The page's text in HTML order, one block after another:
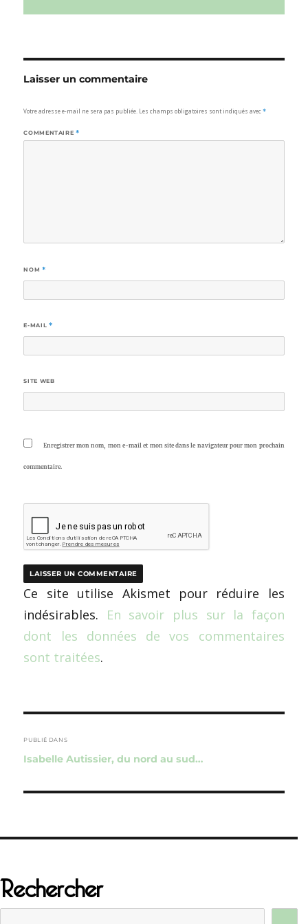
Laisser un commentaire
Votre adresse e-mail ne sera pas publiée. Les champs obligatoires sont indiqués avec*
COMMENTAIRE *
NOM *
E-MAIL *
SITE WEB
Enregistrer mon nom, mon e-mail et mon site dans le navigateur pour mon prochain
commentaire.
Ce site utilise Akismet pour réduire les
indésirables. En savoir plus sur la façon
dont les données de vos commentaires
sont traitées.
de
l’article
PUBLIÉ DANS
Isabelle Autissier, du nord au sud…
Rechercher